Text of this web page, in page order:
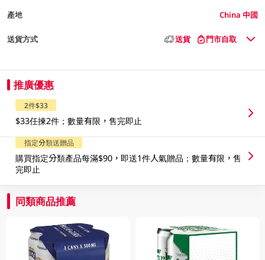
產地 China 中國
送貨方式 送貨 門市自取
推廣優惠
2件$33
$33任揀2件；數量有限，售完即止
指定分類送贈品
購買指定分類產品每滿$90，即送1件人氣贈品；數量有限，售
完即止
同類商品推薦